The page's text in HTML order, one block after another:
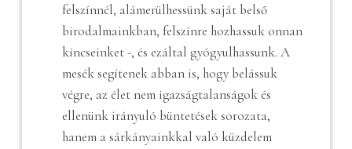
felszínnél, alámerülhessünk saját belső
birodalmainkban, felszínre hozhassuk onnan
kincseinket -, és ezáltal gyógyulhassunk. A
mesék segítenek abban is, hogy belássuk
végre, az élet nem igazságtalanságok és
ellenünk irányuló büntetések sorozata,
hanem a sárkányainkkal való küzdelem